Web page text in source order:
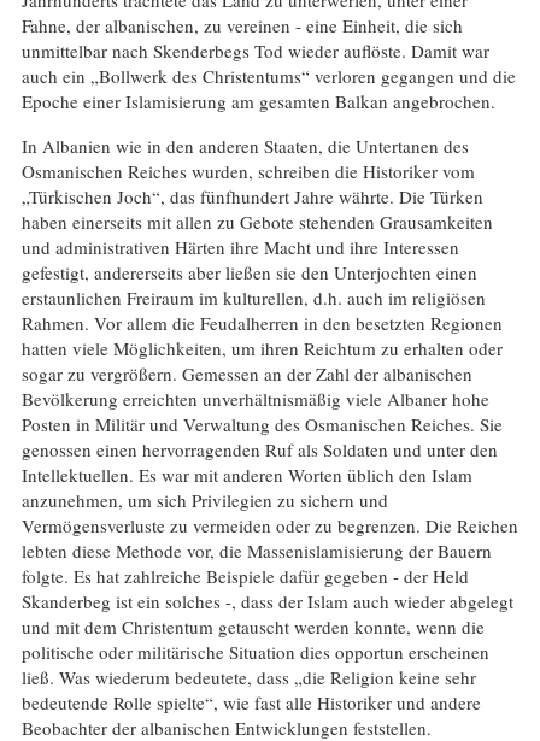
Fahne, der albanischen, zu vereinen - eine Einheit, die sich
unmittelbar nach Skenderbegs Tod wieder auflöste. Damit war
auch ein „Bollwerk des Christentums“ verloren gegangen und die
Epoche einer Islamisierung am gesamten Balkan angebrochen.
In Albanien wie in den anderen Staaten, die Untertanen des
Osmanischen Reiches wurden, schreiben die Historiker vom
„Türkischen Joch“, das fünfhundert Jahre währte. Die Türken
haben einerseits mit allen zu Gebote stehenden Grausamkeiten
und administrativen Härten ihre Macht und ihre Interessen
gefestigt, andererseits aber ließen sie den Unterjochten einen
erstaunlichen Freiraum im kulturellen, d.h. auch im religiösen
Rahmen. Vor allem die Feudalherren in den besetzten Regionen
hatten viele Möglichkeiten, um ihren Reichtum zu erhalten oder
sogar zu vergrößern. Gemessen an der Zahl der albanischen
Bevölkerung erreichten unverhältnismäßig viele Albaner hohe
Posten in Militär und Verwaltung des Osmanischen Reiches. Sie
genossen einen hervorragenden Ruf als Soldaten und unter den
Intellektuellen. Es war mit anderen Worten üblich den Islam
anzunehmen, um sich Privilegien zu sichern und
Vermögensverluste zu vermeiden oder zu begrenzen. Die Reichen
lebten diese Methode vor, die Massenislamisierung der Bauern
folgte. Es hat zahlreiche Beispiele dafür gegeben - der Held
Skanderbeg ist ein solches -, dass der Islam auch wieder abgelegt
und mit dem Christentum getauscht werden konnte, wenn die
politische oder militärische Situation dies opportun erscheinen
ließ. Was wiederum bedeutete, dass „die Religion keine sehr
bedeutende Rolle spielte“, wie fast alle Historiker und andere
Beobachter der albanischen Entwicklungen feststellen.